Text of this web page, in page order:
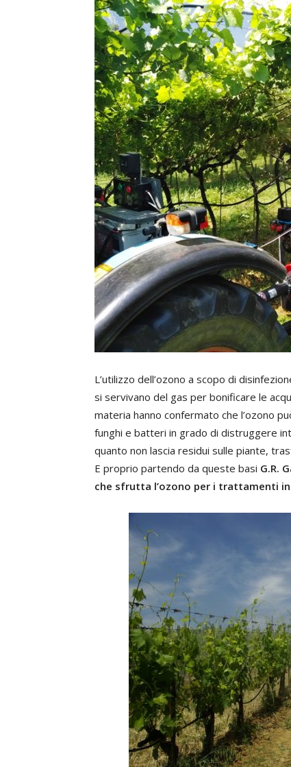
L’utilizzo dell’ozono a scopo di
si servivano del gas per bonificare le
materia hanno confermato che l’ozono
funghi e batteri in grado di distruggere
quanto non lascia residui sulle piante,
E proprio partendo da queste basi G.R.
che sfrutta l’ozono per i trattamenti